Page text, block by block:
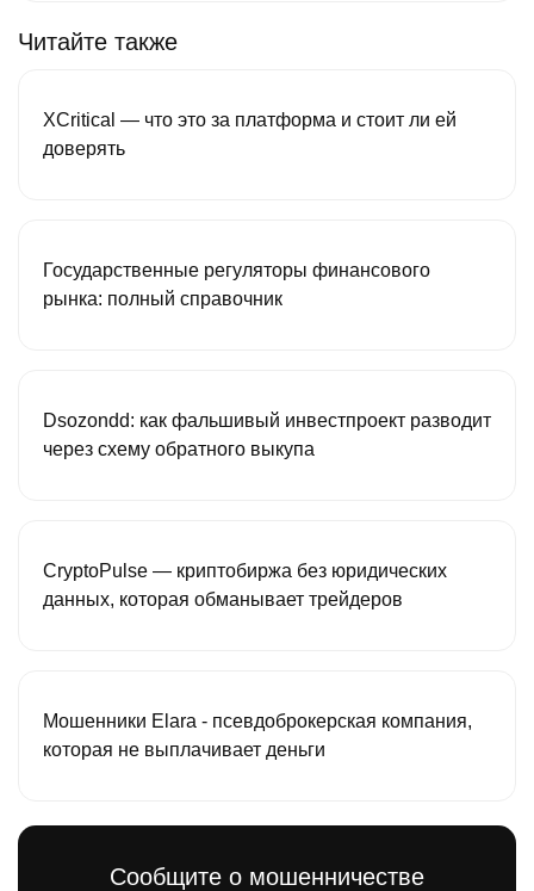
Читайте также
XCritical — что это за платформа и стоит ли ей
доверять
Государственные регуляторы финансового
рынка: полный справочник
Dsozondd: как фальшивый инвестпроект разводит
через схему обратного выкупа
CryptoPulse — криптобиржа без юридических
данных, которая обманывает трейдеров
Мошенники Elara - псевдоброкерская компания,
которая не выплачивает деньги
Сообщите о мошенничестве